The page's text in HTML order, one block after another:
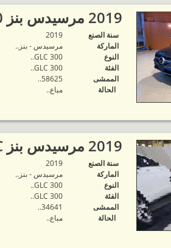
2019 مرسيدس بنز GLC300..
سنة الصنع
2019
الماركة
مرسيدس - بنز..
النوع
GLC 300..
الفئة
GLC 300..
الممشى
58625..
الحالة
مباع..
2019 مرسيدس بنز GLC 300 4MATIC..
سنة الصنع
2019
الماركة
مرسيدس - بنز..
النوع
GLC 300..
الفئة
GLC 300..
الممشى
34641..
الحالة
مباع..